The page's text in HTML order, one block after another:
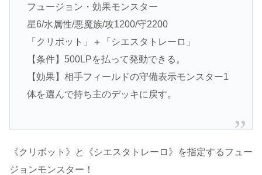
フュージョン・効果モンスター
星6/水属性/悪魔族/攻1200/守2200
「クリボット」＋「シエスタトレーロ」
【条件】500LPを払って発動できる。
【効果】相手フィールドの守備表示モンスター1
体を選んで持ち主のデッキに戻す。
《クリボット》と《シエスタトレーロ》を指定するフュー
ジョンモンスター！